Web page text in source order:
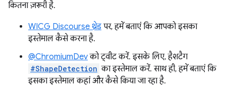
कितना ज़रूरी है.
WICG Discourse थ्रेड पर, हमें बताएं कि आपको इसका
इस्तेमाल कैसे करना है.
@ChromiumDevको ट्वीट करें. इसके लिए, हैशटैग
#ShapeDetection का इस्तेमाल करें. साथ ही, हमें बताएं कि
इसका इस्तेमाल कहां और कैसे किया जा रहा है.